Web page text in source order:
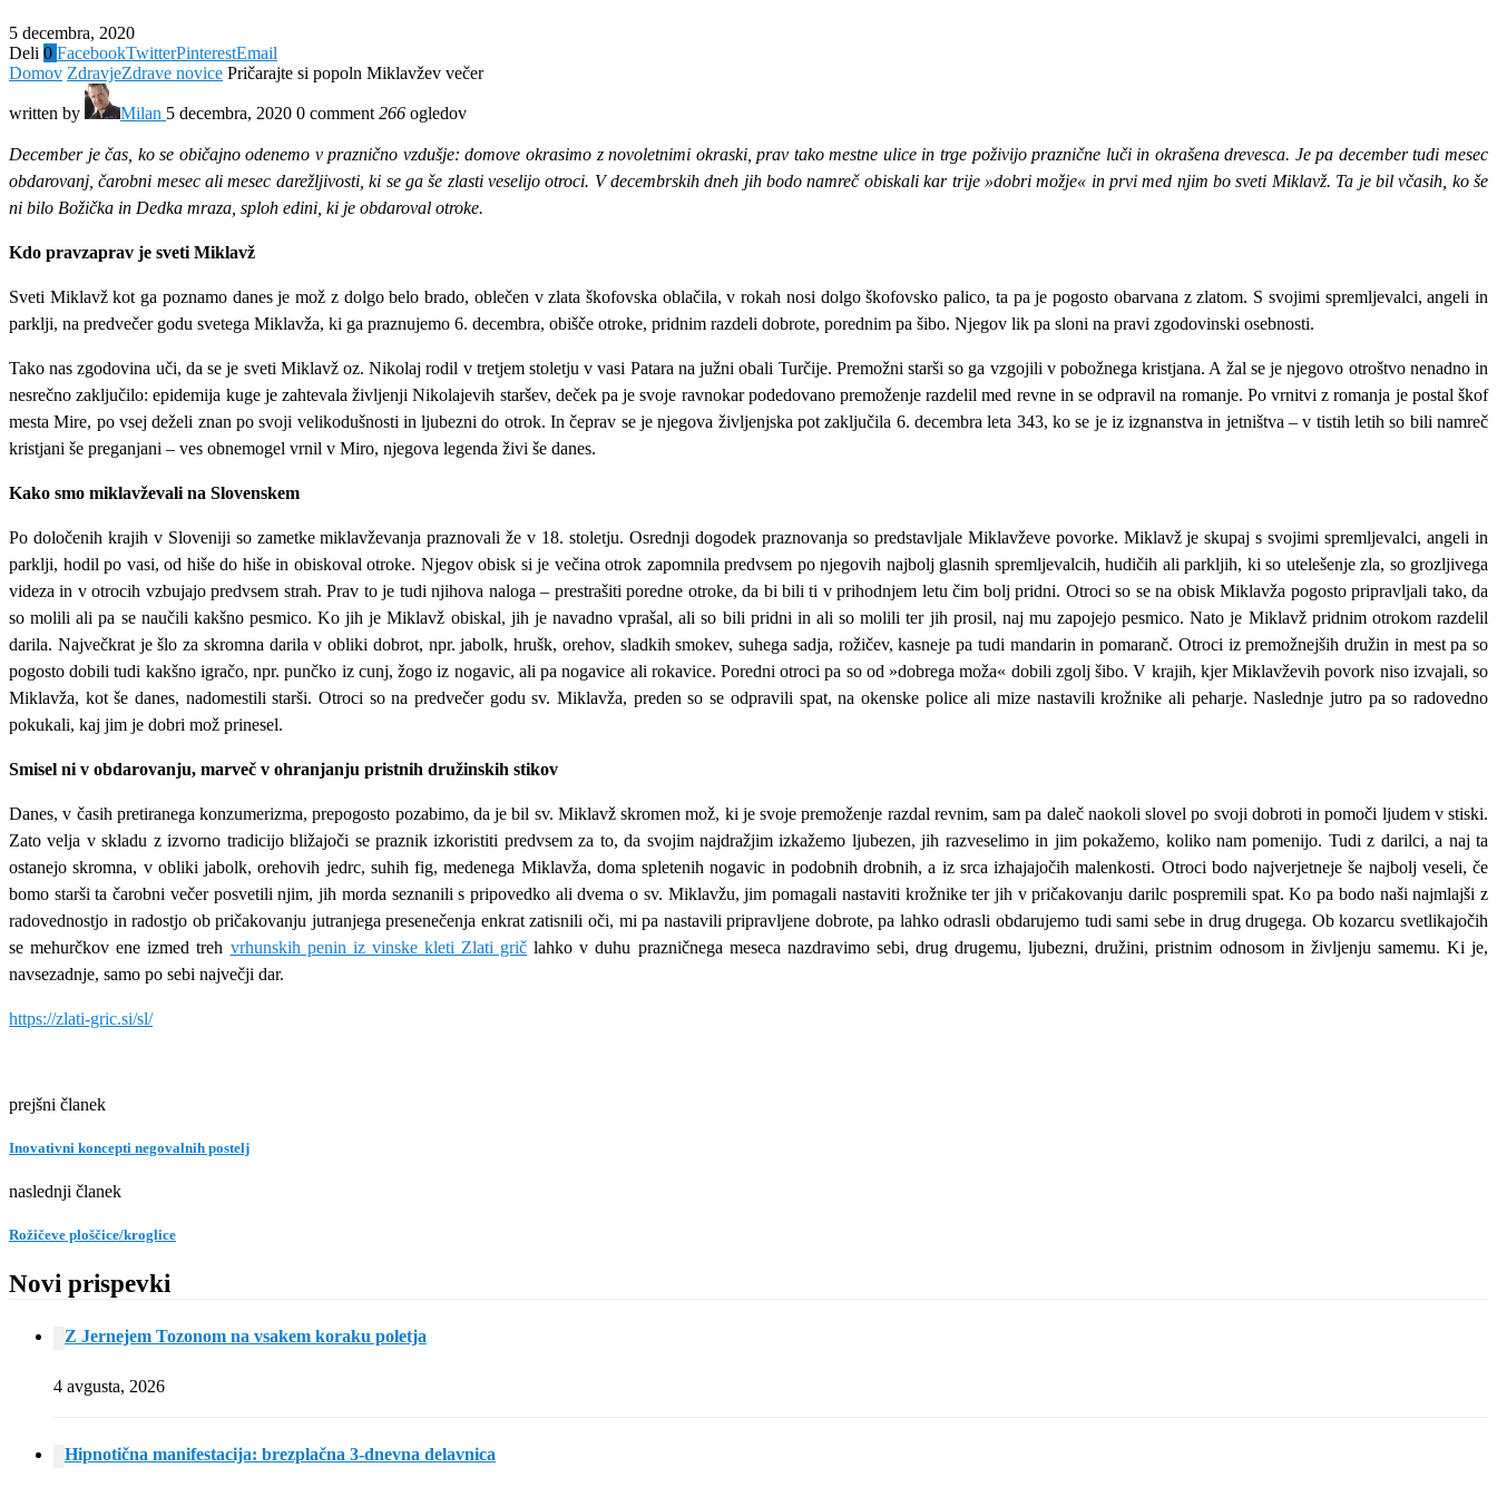
5 decembra, 2020
Deli 0 FacebookTwitterPinterestEmail
Domov ZdravjeZdrave novice Pričarajte si popoln Miklavžev večer
written by Milan 5 decembra, 2020 0 comment 266 ogledov
December je čas, ko se običajno odenemo v praznično vzdušje: domove okrasimo z novoletnimi okraski, prav tako mestne ulice in trge poživijo praznične luči in okrašena drevesca. Je pa december tudi mesec
obdarovanj, čarobni mesec ali mesec darežljivosti, ki se ga še zlasti veselijo otroci. V decembrskih dneh jih bodo namreč obiskali kar trije »dobri možje« in prvi med njim bo sveti Miklavž. Ta je bil včasih, ko še
ni bilo Božička in Dedka mraza, sploh edini, ki je obdaroval otroke.
Kdo pravzaprav je sveti Miklavž
Sveti Miklavž kot ga poznamo danes je mož z dolgo belo brado, oblečen v zlata škofovska oblačila, v rokah nosi dolgo škofovsko palico, ta pa je pogosto obarvana z zlatom. S svojimi spremljevalci, angeli in
parklji, na predvečer godu svetega Miklavža, ki ga praznujemo 6. decembra, obišče otroke, pridnim razdeli dobrote, porednim pa šibo. Njegov lik pa sloni na pravi zgodovinski osebnosti.
Tako nas zgodovina uči, da se je sveti Miklavž oz. Nikolaj rodil v tretjem stoletju v vasi Patara na južni obali Turčije. Premožni starši so ga vzgojili v pobožnega kristjana. A žal se je njegovo otroštvo nenadno in
nesrečno zaključilo: epidemija kuge je zahtevala življenji Nikolajevih staršev, deček pa je svoje ravnokar podedovano premoženje razdelil med revne in se odpravil na romanje. Po vrnitvi z romanja je postal škof
mesta Mire, po vsej deželi znan po svoji velikodušnosti in ljubezni do otrok. In čeprav se je njegova življenjska pot zaključila 6. decembra leta 343, ko se je iz izgnanstva in jetništva – v tistih letih so bili namreč
kristjani še preganjani – ves obnemogel vrnil v Miro, njegova legenda živi še danes.
Kako smo miklavževali na Slovenskem
Po določenih krajih v Sloveniji so zametke miklavževanja praznovali že v 18. stoletju. Osrednji dogodek praznovanja so predstavljale Miklavževe povorke. Miklavž je skupaj s svojimi spremljevalci, angeli in
parklji, hodil po vasi, od hiše do hiše in obiskoval otroke. Njegov obisk si je večina otrok zapomnila predvsem po njegovih najbolj glasnih spremljevalcih, hudičih ali parkljih, ki so utelešenje zla, so grozljivega
videza in v otrocih vzbujajo predvsem strah. Prav to je tudi njihova naloga – prestrašiti poredne otroke, da bi bili ti v prihodnjem letu čim bolj pridni. Otroci so se na obisk Miklavža pogosto pripravljali tako, da
so molili ali pa se naučili kakšno pesmico. Ko jih je Miklavž obiskal, jih je navadno vprašal, ali so bili pridni in ali so molili ter jih prosil, naj mu zapojejo pesmico. Nato je Miklavž pridnim otrokom razdelil
darila. Največkrat je šlo za skromna darila v obliki dobrot, npr. jabolk, hrušk, orehov, sladkih smokev, suhega sadja, rožičev, kasneje pa tudi mandarin in pomaranč. Otroci iz premožnejših družin in mest pa so
pogosto dobili tudi kakšno igračo, npr. punčko iz cunj, žogo iz nogavic, ali pa nogavice ali rokavice. Poredni otroci pa so od »dobrega moža« dobili zgolj šibo. V krajih, kjer Miklavževih povork niso izvajali, so
Miklavža, kot še danes, nadomestili starši. Otroci so na predvečer godu sv. Miklavža, preden so se odpravili spat, na okenske police ali mize nastavili krožnike ali peharje. Naslednje jutro pa so radovedno
pokukali, kaj jim je dobri mož prinesel.
Smisel ni v obdarovanju, marveč v ohranjanju pristnih družinskih stikov
Danes, v časih pretiranega konzumerizma, prepogosto pozabimo, da je bil sv. Miklavž skromen mož, ki je svoje premoženje razdal revnim, sam pa daleč naokoli slovel po svoji dobroti in pomoči ljudem v stiski.
Zato velja v skladu z izvorno tradicijo bližajoči se praznik izkoristiti predvsem za to, da svojim najdražjim izkažemo ljubezen, jih razveselimo in jim pokažemo, koliko nam pomenijo. Tudi z darilci, a naj ta
ostanejo skromna, v obliki jabolk, orehovih jedrc, suhih fig, medenega Miklavža, doma spletenih nogavic in podobnih drobnih, a iz srca izhajajočih malenkosti. Otroci bodo najverjetneje še najbolj veseli, če
bomo starši ta čarobni večer posvetili njim, jih morda seznanili s pripovedko ali dvema o sv. Miklavžu, jim pomagali nastaviti krožnike ter jih v pričakovanju darilc pospremili spat. Ko pa bodo naši najmlajši z
radovednostjo in radostjo ob pričakovanju jutranjega presenečenja enkrat zatisnili oči, mi pa nastavili pripravljene dobrote, pa lahko odrasli obdarujemo tudi sami sebe in drug drugega. Ob kozarcu svetlikajočih
se mehurčkov ene izmed treh vrhunskih penin iz vinske kleti Zlati grič lahko v duhu prazničnega meseca nazdravimo sebi, drug drugemu, ljubezni, družini, pristnim odnosom in življenju samemu. Ki je,
navsezadnje, samo po sebi največji dar.
https://zlati-gric.si/sl/
prejšni članek
Inovativni koncepti negovalnih postelj
naslednji članek
Rožičeve ploščice/kroglice
Novi prispevki
Z Jernejem Tozonom na vsakem koraku poletja
4 avgusta, 2026
Hipnotična manifestacija: brezplačna 3-dnevna delavnica